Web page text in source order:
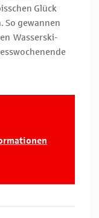
Glück
So gewannen
Wasserski-